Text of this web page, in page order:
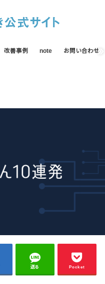
改善事例 note お問い合わせ
送る Pocket